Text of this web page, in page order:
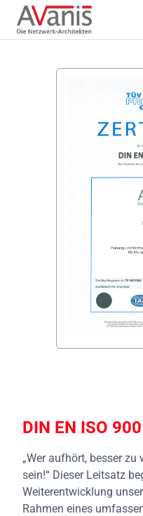
DIN EN ISO
„Wer aufhört, besser
sein!“ Dieser Leitsatz
Weiterentwicklung
Rahmen eines